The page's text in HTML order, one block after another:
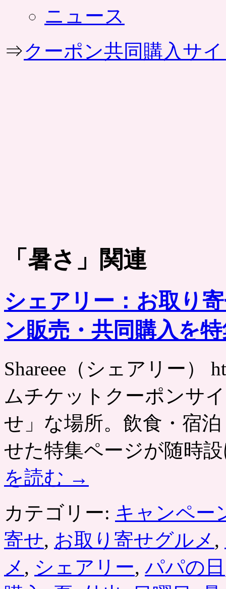
ニュース
⇒クーポン共同購入サ
「 暑さ 」関連
シェアリー：お取り
ン販売・共同購入を
Shareee（シェアリー）
ムチケットクーポンサ
せ」な場所。飲食・宿
せた特集ページが随時
を読む →
カテゴリー: キャンペー
寄せ, お取り寄せグルメ ,
メ , シェアリー, パパの日